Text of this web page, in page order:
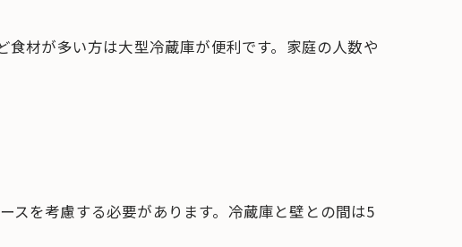
材が多い方は大型冷蔵庫が便利です。家庭の人数や
スを考慮する必要があります。冷蔵庫と壁との間は5